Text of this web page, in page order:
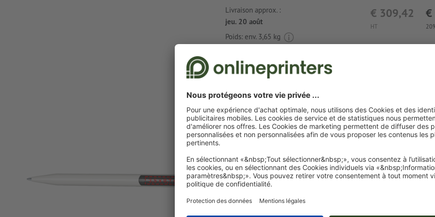
HT
€ 309,42 €
Livraison approx. :
jeu. 20 août
Poids: env. 3,65 kg
Exigences relatives aux fichiers d'impression
bille rétractable senator® Super Hit Polished
Format de données : 3,5 x 0,7 cm
couleurs de motif.
Nommez les champs de couleurs avec la couleur cible de
couleur Pantone FORMULA GUIDE Solid Coated (p. ex. «
C »).